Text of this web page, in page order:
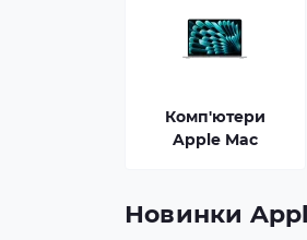
Комп'ютери
Apple Mac
Новинки